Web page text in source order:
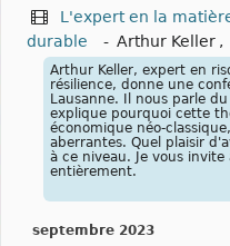
L'expert en la
durable
- Arthur Keller ,
Arthur Keller, expert en
résilience, donne une
Lausanne. Il nous parle
explique pourquoi cette
économique néo-
aberrantes. Quel plaisir
à ce niveau. Je vous
entièrement.
septembre 2023